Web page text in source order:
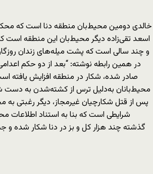
خالدی دومین محیط‌بان منطقه دنا است كه
اسعد تقی‌زاده دیگر محیط‌‌بان این منطقه است
و چند سالی است که پشت‌ میله‌های زندان روزگار
در همین رابطه نوشته: “بعد از دو حکم
صادر شده، شکار در منطقه افزایش یافته
محیط‌بانان به‌دلیل ترس از کشته‌شدن به دست
پس از قتل شکارچیان غیرمجاز، دیگر رغبتی به
شرایطی است که بنا به استناد اطلاعات
گذشته چند هزار کل و بز در دنا شکار شده و